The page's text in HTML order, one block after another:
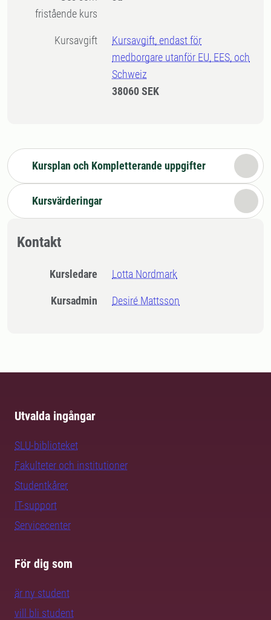
fristående kurs
Kursavgift
Kursavgift, endast för
medborgare utanför EU, EES, och
Schweiz
38060 SEK
Kursplan och Kompletterande uppgifter
Kursvärderingar
Kontakt
Kursledare Lotta Nordmark
Kursadmin Desiré Mattsson
Utvalda ingångar
SLU-biblioteket
Fakulteter och institutioner
Studentkårer
IT-support
Servicecenter
För dig som
är ny student
vill bli student